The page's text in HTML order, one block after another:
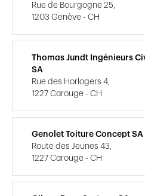
Rue de Bourgogne 25,
1203 Genève - CH
Thomas Jundt Ingénieurs
SA
Rue des Horlogers 4,
1227 Carouge - CH
Genolet Toiture Concept SA
Route des Jeunes 43,
1227 Carouge - CH